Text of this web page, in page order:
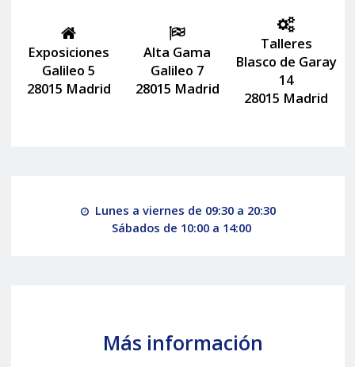
Exposiciones
Galileo 5
28015 Madrid
Alta Gama
Galileo 7
28015 Madrid
Talleres
Blasco de Garay
14
28015 Madrid
Lunes a viernes de 09:30 a 20:30
Sábados de 10:00 a 14:00
Más información